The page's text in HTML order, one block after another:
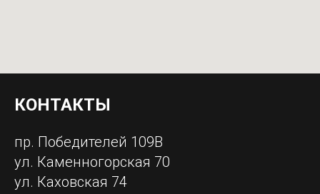
КОНТАКТЫ
пр. Победителей 109В
ул. Каменногорская 70
ул. Каховская 74